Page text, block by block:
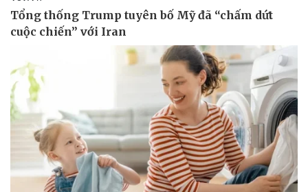
Doanh nghiệp
Thông tin doanh nghiệp
Doanh nghiệp 24h
Doanh nhân
Công nghệ
Sành điệu
Tin Công nghệ
Trải nghiệm